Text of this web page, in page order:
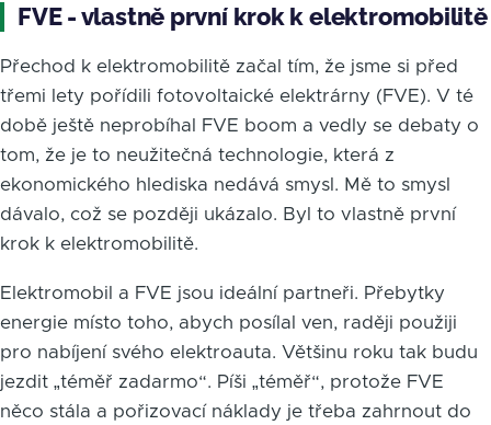
FVE - vlastně první krok k elektromobilitě
Přechod k elektromobilitě začal tím, že jsme si před
třemi lety pořídili fotovoltaické elektrárny (FVE). V té
době ještě neprobíhal FVE boom a vedly se debaty o
tom, že je to neužitečná technologie, která z
ekonomického hlediska nedává smysl. Mě to smysl
dávalo, což se později ukázalo. Byl to vlastně první
krok k elektromobilitě.
Elektromobil a FVE jsou ideální partneři. Přebytky
energie místo toho, abych posílal ven, raději použiji
pro nabíjení svého elektroauta. Většinu roku tak budu
jezdit „téměř zadarmo“. Píši „téměř“, protože FVE
něco stála a pořizovací náklady je třeba zahrnout do